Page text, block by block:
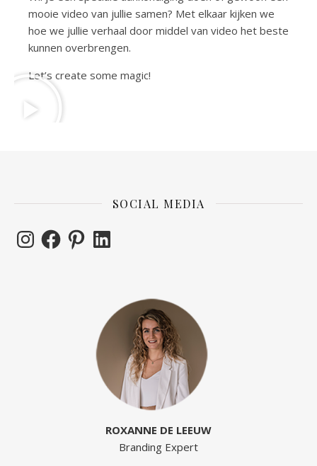
mooie video van jullie samen? Met elkaar kijken we
hoe we jullie verhaal door middel van video het beste
kunnen overbrengen.
Let’s create some magic!
SOCIAL MEDIA
ROXANNE DE LEEUW
Branding Expert